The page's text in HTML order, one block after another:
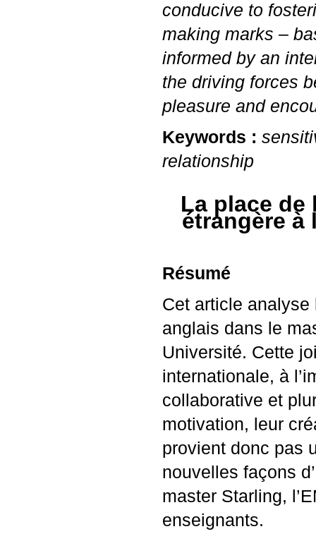
conducive to
making marks –
informed by an
the driving forces
pleasure and
Keywords :
relationship
La place de
étrangère à
Résumé
Cet article
anglais dans le
Université. Cette
internationale, à
collaborative et
motivation, leur
provient donc pas
nouvelles façons
master Starling, l’
enseignants.